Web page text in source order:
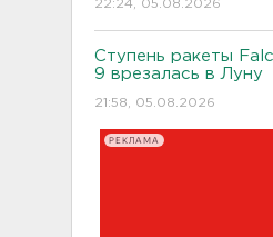
22:24, 05.08.2026
Ступень ракеты
9 врезалась в Луну
21:58, 05.08.2026
РЕКЛАМА